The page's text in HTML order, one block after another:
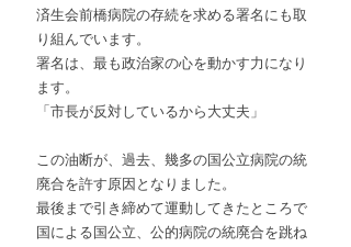
済生会前橋病院の存続を求める署名にも取
り組んでいます。
署名は、最も政治家の心を動かす力になり
ます。
「市長が反対しているから大丈夫」
この油断が、過去、幾多の国公立病院の統
廃合を許す原因となりました。
最後まで引き締めて運動してきたところで
国による国公立、公的病院の統廃合を跳ね